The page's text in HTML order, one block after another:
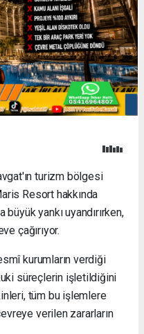
turizm bölgesi
Resort hakkında
yankı uyandırırken,
çağırıyor.
kurumların verdiği
süreçlerin işletildiğini
tüm bu işlemlere
verilen zararların